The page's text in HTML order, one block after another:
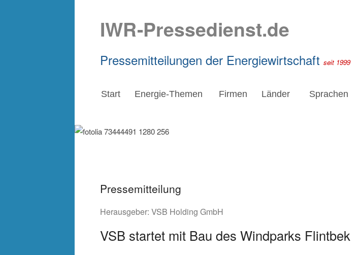
IWR-Pressedienst.de
Pressemitteilungen der Energiewirtschaft seit 1999
Start Energie-Themen Firmen Länder Sprachen
Pressemitteilung
Herausgeber: VSB Holding GmbH
VSB startet mit Bau des Windparks Flintbek